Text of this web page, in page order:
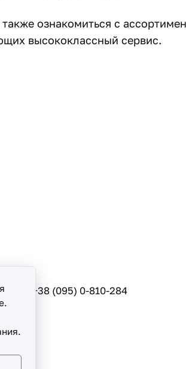
также ознакомиться с
высококлассный сервис.
+38 (095) 0-810-284